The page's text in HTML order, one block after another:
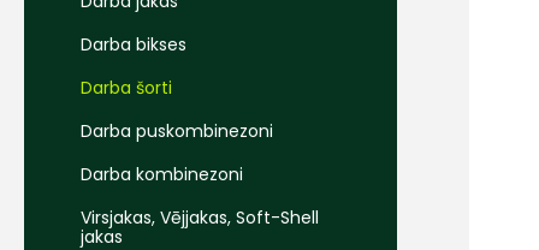
Darba bikses
Darba šorti
Darba puskombinezoni
Darba kombinezoni
Virsjakas, Vējjakas, Soft-Shell
jakas